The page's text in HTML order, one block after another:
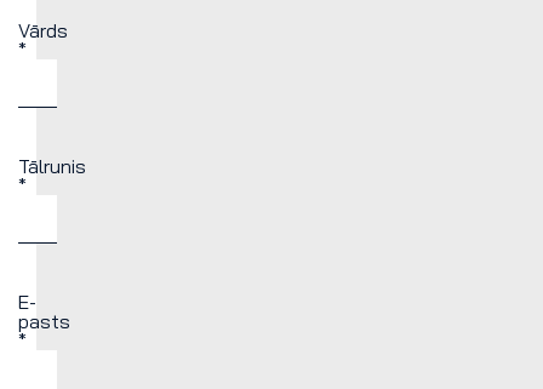
Vārds
*
Tālrunis
*
E-
pasts
*